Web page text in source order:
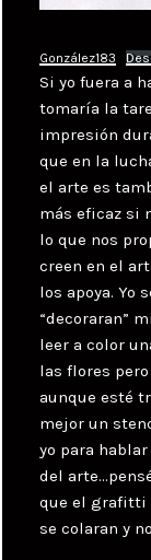
González183
Si yo fuera a
tomaría la
impresión
que en la
el arte es
más eficaz si
lo que nos
creen en el
los apoya. Yo
“decoraran”
leer a color
las flores
aunque esté
mejor un
yo para
del
que el grafitti
se colaran y